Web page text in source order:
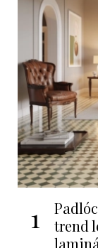
1
trend